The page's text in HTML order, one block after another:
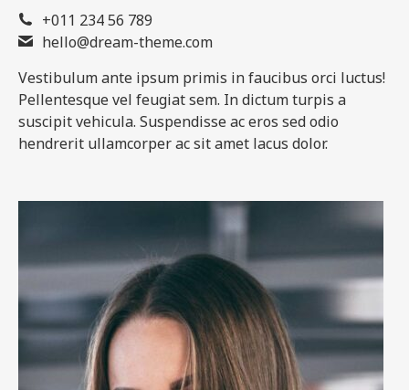
+011 234 56 789
hello@dream-theme.com
Vestibulum ante ipsum primis in faucibus orci luctus!
Pellentesque vel feugiat sem. In dictum turpis a
suscipit vehicula. Suspendisse ac eros sed odio
hendrerit ullamcorper ac sit amet lacus dolor.